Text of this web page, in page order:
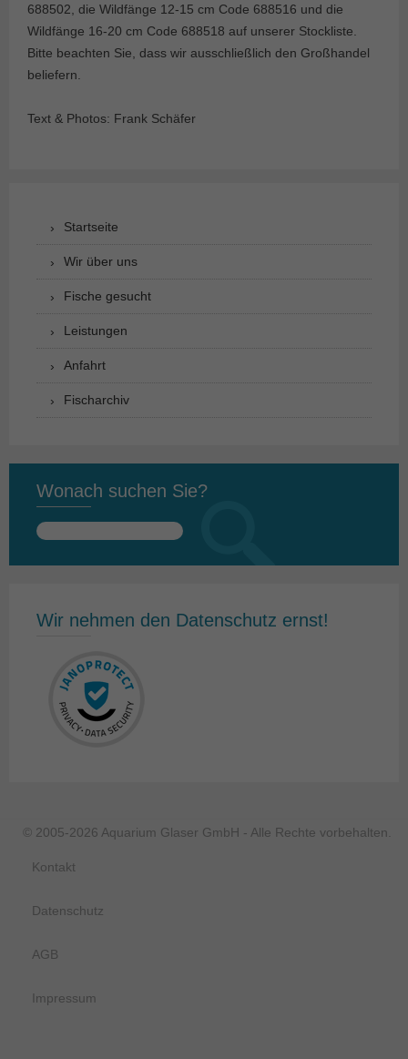
688502, die Wildfänge 12-15 cm Code 688516 und die
Wildfänge 16-20 cm Code 688518 auf unserer Stockliste.
Bitte beachten Sie, dass wir ausschließlich den Großhandel
beliefern.
Text & Photos: Frank Schäfer
Startseite
Wir über uns
Fische gesucht
Leistungen
Anfahrt
Fischarchiv
Wonach suchen Sie?
Suchen
Wir nehmen den Datenschutz ernst!
© 2005-2026 Aquarium Glaser GmbH - Alle Rechte vorbehalten.
Kontakt
Datenschutz
AGB
Impressum